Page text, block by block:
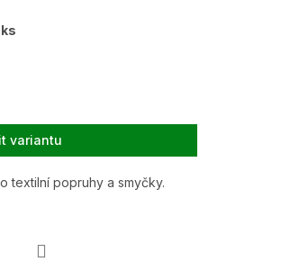
variantu
textilní popruhy a smyčky.